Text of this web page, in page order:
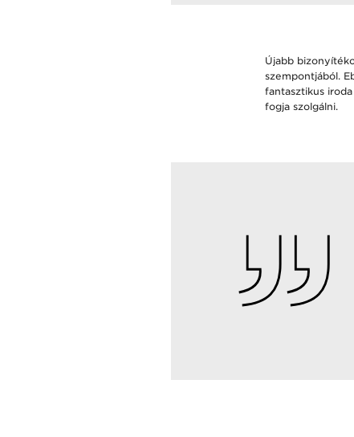
Újabb
szempontjából.
fantasztikus
fogja szolgálni.